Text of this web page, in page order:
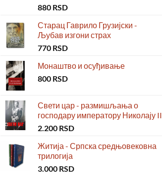
880 RSD
Старац Гаврило Грузијски -
Љубав изгони страх
770 RSD
Монаштво и осуђивање
800 RSD
Свети цар - размишљања о
господару императору Николају II
2.200 RSD
Житија - Српска средњовековна
трилогија
3.000 RSD